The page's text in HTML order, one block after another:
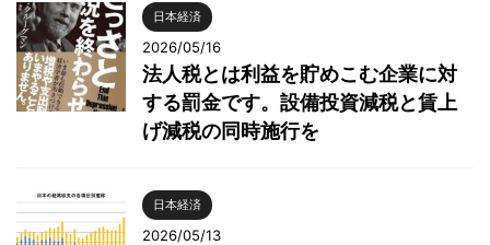
日本経済
2026/05/16
法人税とは利益を貯めこむ企業に対
する罰金です。設備投資減税と賃上
げ減税の同時施行を
日本経済
2026/05/13